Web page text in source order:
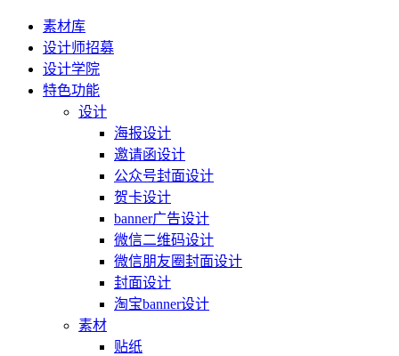
素材库
设计师招募
设计学院
特色功能
设计
海报设计
邀请函设计
公众号封面设计
贺卡设计
banner广告设计
微信二维码设计
微信朋友圈封面设计
封面设计
淘宝banner设计
素材
贴纸